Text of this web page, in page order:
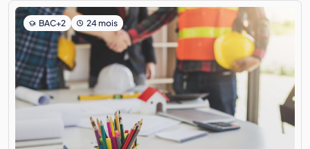
BAC+2 24 mois